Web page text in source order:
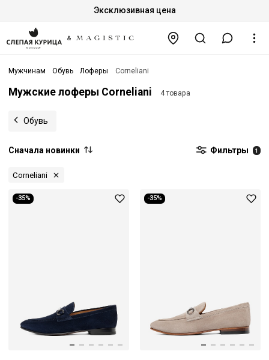
Эксклюзивная цена
Мужчинам Обувь Лоферы Corneliani
Мужские лоферы Corneliani 4 товара
Обувь
Сначала новинки Фильтры 1
Corneliani
-35% -35%